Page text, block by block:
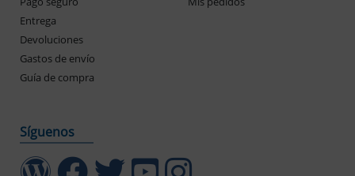
Entrega
Devoluciones
Gastos de envío
Guía de compra
Síguenos